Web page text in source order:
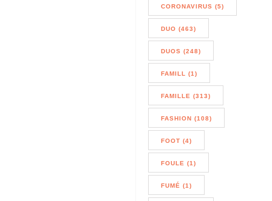
CORONAVIRUS (5)
DUO (463)
DUOS (248)
FAMILL (1)
FAMILLE (313)
FASHION (108)
FOOT (4)
FOULE (1)
FUMÉ (1)